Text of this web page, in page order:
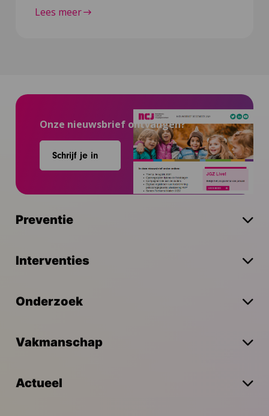
Lees meer
Onze nieuwsbrief ontvangen?
Schrijf je in
Preventie
Interventies
Onderzoek
Vakmanschap
Actueel